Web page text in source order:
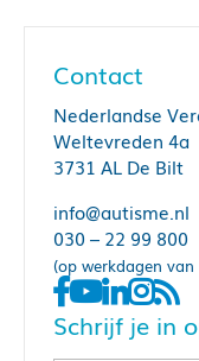
Contact
Nederlandse
Weltevreden 4a
3731 AL De Bilt
info@autisme.nl
030 – 22 99 800
(op werkdagen
Schrijf je in